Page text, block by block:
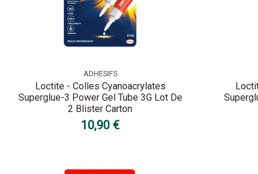
ADHESIFS
Loctite - Colles Cyanoacrylates
Superglue-3 Power Gel Tube 3G Lot De
2 Blister Carton
10,90 €